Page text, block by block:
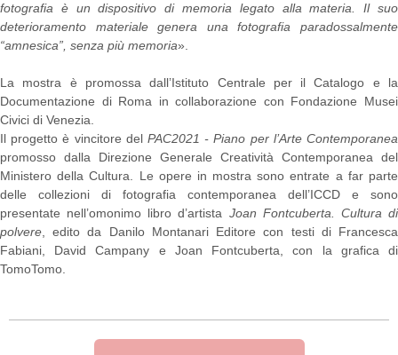
fotografia è un dispositivo di memoria legato alla materia. Il suo
deterioramento materiale genera una fotografia paradossalmente
“amnesica”, senza più memoria».
La mostra è promossa dall’Istituto Centrale per il Catalogo e la
Documentazione di Roma in collaborazione con Fondazione Musei
Civici di Venezia.
Il progetto è vincitore del PAC2021 - Piano per l’Arte Contemporanea
promosso dalla Direzione Generale Creatività Contemporanea del
Ministero della Cultura. Le opere in mostra sono entrate a far parte
delle collezioni di fotografia contemporanea dell’ICCD e sono
presentate nell’omonimo libro d’artista Joan Fontcuberta. Cultura di
polvere , edito da Danilo Montanari Editore con testi di Francesca
Fabiani, David Campany e Joan Fontcuberta, con la grafica di
TomoTomo.